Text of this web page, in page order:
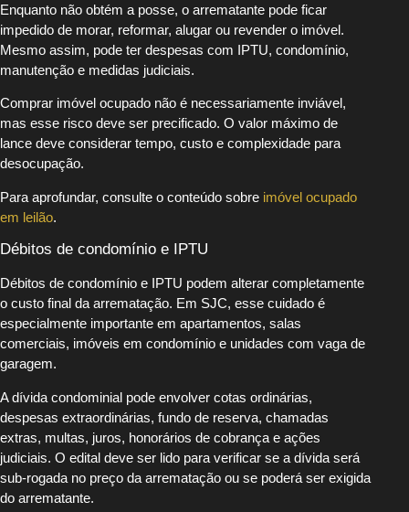
Enquanto não obtém a posse, o arrematante pode ficar
impedido de morar, reformar, alugar ou revender o imóvel.
Mesmo assim, pode ter despesas com IPTU, condomínio,
manutenção e medidas judiciais.
Comprar imóvel ocupado não é necessariamente inviável,
mas esse risco deve ser precificado. O valor máximo de
lance deve considerar tempo, custo e complexidade para
desocupação.
Para aprofundar, consulte o conteúdo sobre imóvel ocupado
em leilão.
Débitos de condomínio e IPTU
Débitos de condomínio e IPTU podem alterar completamente
o custo final da arrematação. Em SJC, esse cuidado é
especialmente importante em apartamentos, salas
comerciais, imóveis em condomínio e unidades com vaga de
garagem.
A dívida condominial pode envolver cotas ordinárias,
despesas extraordinárias, fundo de reserva, chamadas
extras, multas, juros, honorários de cobrança e ações
judiciais. O edital deve ser lido para verificar se a dívida será
sub-rogada no preço da arrematação ou se poderá ser exigida
do arrematante.